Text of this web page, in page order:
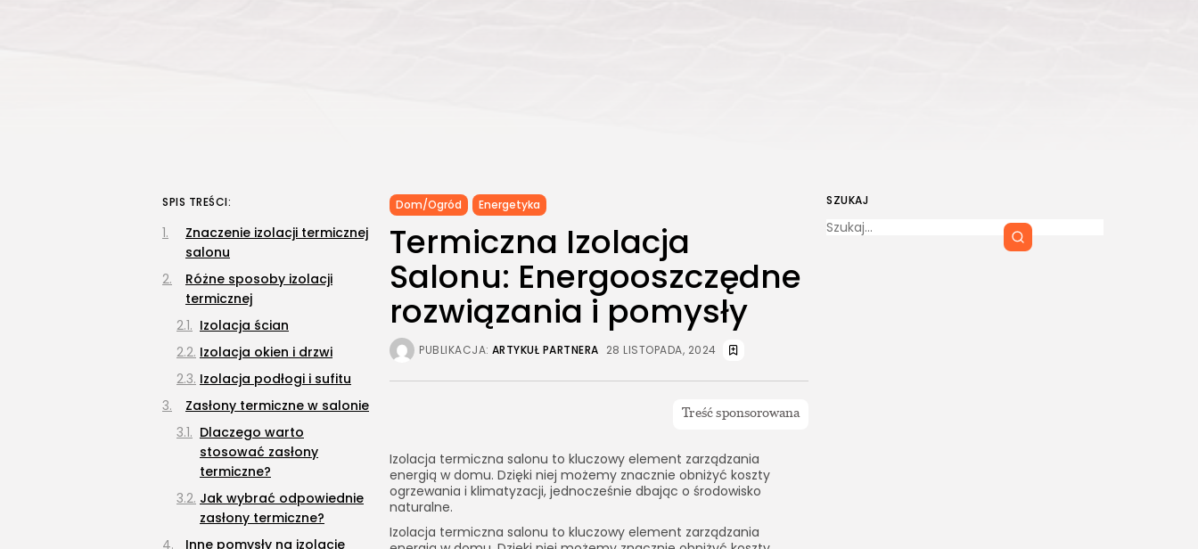
SZUKAJ
Dom/Ogród Energetyka
Termiczna Izolacja
Salonu: Energooszczędne
rozwiązania i pomysły
PUBLIKACJA: ARTYKUŁ PARTNERA 28 LISTOPADA, 2024
Izolacja termiczna salonu to kluczowy element zarządzania
energią w domu. Dzięki niej możemy znacznie obniżyć koszty
ogrzewania i klimatyzacji, jednocześnie dbając o środowisko
naturalne.
Izolacja termiczna salonu to kluczowy element zarządzania
SPIS TREŚCI:
Znaczenie izolacji termicznej
salonu
Różne sposoby izolacji
termicznej
Izolacja ścian
Izolacja okien i drzwi
Izolacja podłogi i sufitu
Zasłony termiczne w salonie
Dlaczego warto
stosować zasłony
termiczne?
Jak wybrać odpowiednie
zasłony termiczne?
Inne pomysły na izolację